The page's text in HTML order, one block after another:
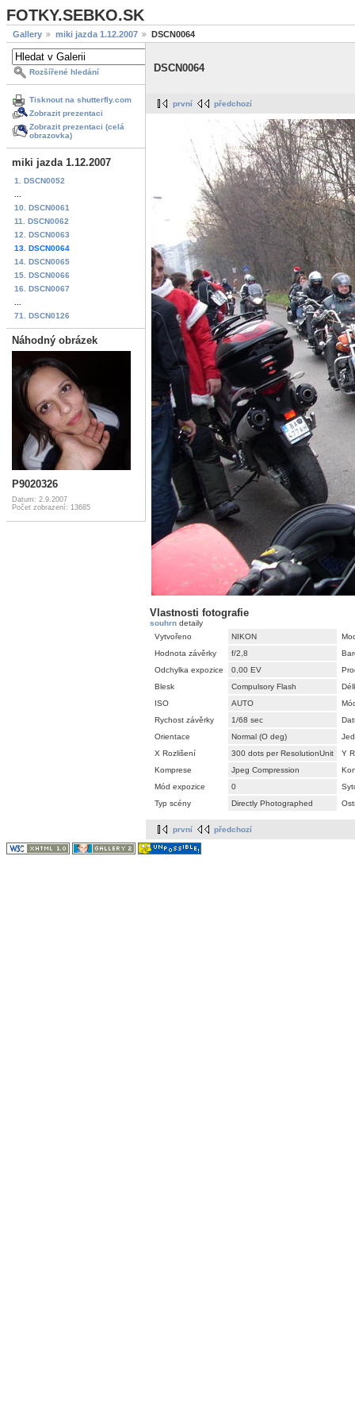
FOTKY.SEBKO.SK
Gallery miki jazda 1.12.2007 DSCN0064
Rozšířené hledání
Tisknout na shutterfly.com
Zobrazit prezentaci
Zobrazit prezentaci (celá
obrazovka)
miki jazda 1.12.2007
1. DSCN0052
10. DSCN0061
11. DSCN0062
12. DSCN0063
13. DSCN0064
14. DSCN0065
15. DSCN0066
16. DSCN0067
71. DSCN0126
Náhodný obrázek
P9020326
Datum: 2.9.2007
Počet zobrazení: 13685
DSCN0064
první předchozí
Vlastnosti fotografie
souhrn detaily
Vytvořeno
NIKON
Hodnota závěrky
f/2,8
Odchylka expozice
0,00 EV
Blesk
Compulsory Flash
ISO
AUTO
Rychost závěrky
1/68 sec
Orientace
Normal (O deg)
X Rozlišení
300 dots per ResolutionUnit
Y
Komprese
Jpeg Compression
Mód expozice
0
Typ scény
Directly Photographed
první předchozí